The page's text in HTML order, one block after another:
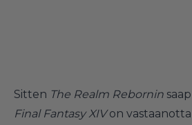
Sitten The Realm Rebornin
Final Fantasy XIVon